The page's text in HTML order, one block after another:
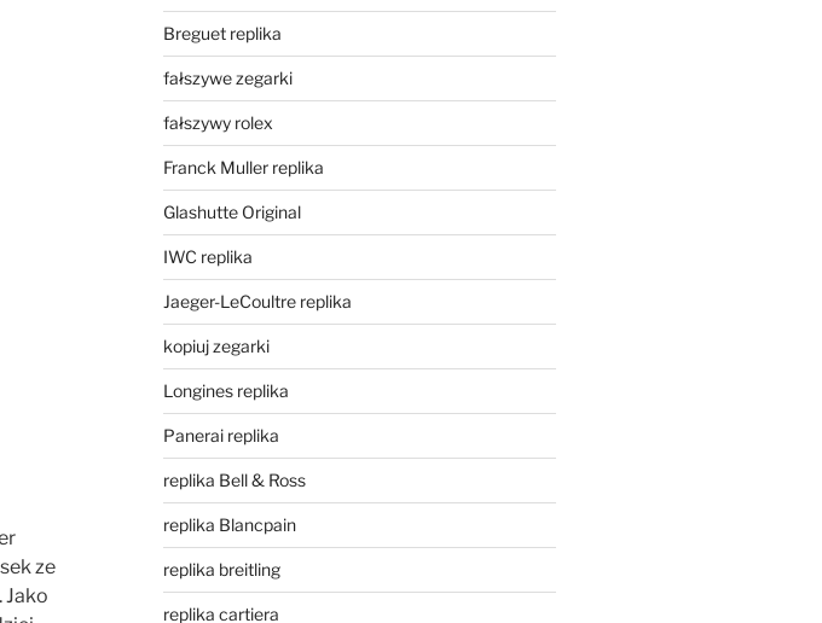
ze
Jako
Breguet replika
fałszywe zegarki
fałszywy rolex
Franck Muller replika
Glashutte Original
IWC replika
Jaeger-LeCoultre replika
kopiuj zegarki
Longines replika
Panerai replika
replika Bell & Ross
replika Blancpain
replika breitling
replika cartiera